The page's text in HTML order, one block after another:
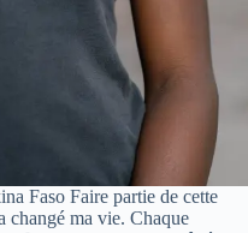
Faso Faire partie de cette
changé ma vie. Chaque